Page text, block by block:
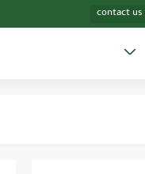
contact us